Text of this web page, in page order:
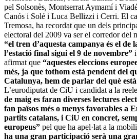
pel Solsonès, Montserrat Aymamí i
Canós i Solé i Luca Bellizzi i Cerri. El
Tremosa, ha recordat que un dels
electoral del 2009 va ser el corredor del
“el tren d’aquesta campanya és el de
l’estació final sigui el 9 de novembre”
afirmat que “aquestes eleccions
més, ja que tothom està pendent del
Catalunya, hem de parlar del què
L’eurodiputat de CiU i candidat a la
de maig es faran diverses lectures
fan països més o menys favorables a
partits catalans, i CiU en concret,
europeus” pel que ha apel·lat a la
ha una gran participació serà una